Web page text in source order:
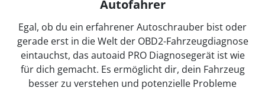
Autofahrer
Egal, ob du ein erfahrener Autoschrauber bist oder
gerade erst in die Welt der OBD2-Fahrzeugdiagnose
eintauchst, das autoaid PRO Diagnosegerät ist wie
für dich gemacht. Es ermöglicht dir, dein Fahrzeug
besser zu verstehen und potenzielle Probleme